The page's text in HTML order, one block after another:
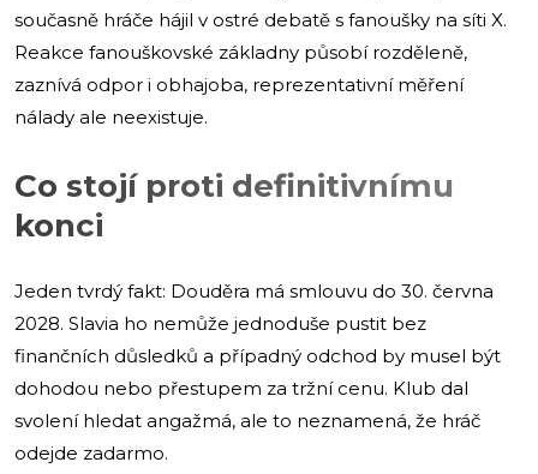
současně hráče hájil v ostré debatě s fanoušky na síti X.
Reakce fanouškovské základny působí rozděleně,
zaznívá odpor i obhajoba, reprezentativní měření
nálady ale neexistuje.
Co stojí proti definitivnímu
konci
Jeden tvrdý fakt: Douděra má smlouvu do 30. června
2028. Slavia ho nemůže jednoduše pustit bez
finančních důsledků a případný odchod by musel být
dohodou nebo přestupem za tržní cenu. Klub dal
svolení hledat angažmá, ale to neznamená, že hráč
odejde zadarmo.